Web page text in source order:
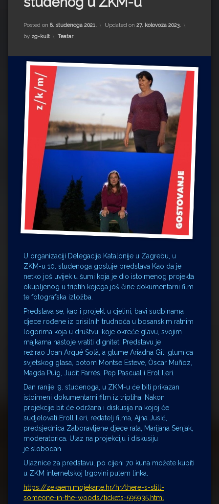
Impressum
Milenko Strižak
Drugi autori
Drugi autori
Ljiljana Lekanić-Kljaić
Željko Krznarić
Mario Lovreković
Miroslav Šantek
Posted on 8. studenoga 2021. Updated on 27. kolovoza 2023.
by zg-kult Kategorije:
Teatar
U organizaciji Delegacije Katalonije u Zagrebu, u
ZKM-u 10. studenoga gostuje predstava Kao da je
netko još uvijek u šumi koja je dio istoimenog projekta
okupljenog u triptih kojega još čine dokumentarni film
te fotografska izložba.
Predstava se, kao i projekt u cjelini, bavi sudbinama
djece rođene iz prisilnih trudnoća u bosanskim ratnim
logorima koja u društvu, koje okreće glavu, svojim
majkama nastoje vratiti dignitet. Predstavu je
režirao Joan Arqué Solà, a glume Ariadna Gil, glumica
svjetskog glasa, potom Montse Esteve, Òscar Muñoz,
Magda Puig, Judit Farrés, Pep Pascual i Erol Ileri.
Dan ranije, 9. studenoga, u ZKM-u će biti prikazan
istoimeni dokumentarni film iz triptiha. Nakon
projekcije bit će održana i diskusija na kojoj će
sudjelovati Eroll Ileri, redatelj filma, Ajna Jusić,
predsjednica Zaboravljene djece rata, Marijana Senjak,
moderatorica. Ulaz na projekciju i diskusiju
je slobodan.
Ulaznice za predstavu, po cijeni 70 kuna možete kupiti
u ZKM internetskoj trgovini putem linka.
https://zekaem.mojekarte.hr/hr/there-s-still-
someone-in-the-woods/tickets-595935.html